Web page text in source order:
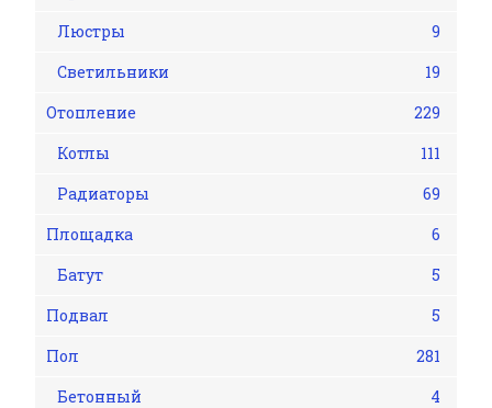
Люстры
9
Светильники
19
Отопление
229
Котлы
111
Радиаторы
69
Площадка
6
Батут
5
Подвал
5
Пол
281
Бетонный
4